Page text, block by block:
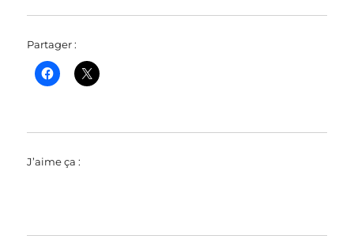
Partager :
J’aime ça :